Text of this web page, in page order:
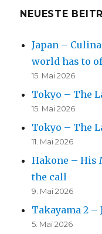
NEUESTE
Japan –
world has to
15. Mai 2026
Tokyo – The
15. Mai 2026
Tokyo – The
11. Mai 2026
Hakone – His
the call
9. Mai 2026
Takayama 2 –
5. Mai 2026